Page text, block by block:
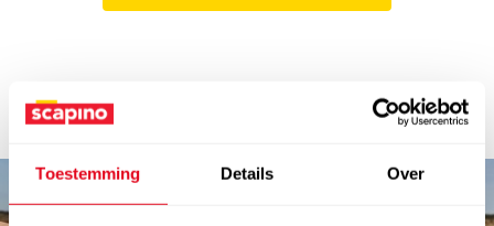
Toestemming Details Over